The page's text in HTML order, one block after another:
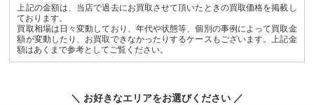
上記の金額は、当店で過去にお買取させて頂いたときの買取価格を掲載し
ております。
買取相場は日々変動しており、年代や状態等、個別の事例によって買取金
額が変動したり、お買取できなかったりするケースもございます。上記金
額はあくまで参考としてご覧ください。
＼ お好きなエリアをお選びください ／